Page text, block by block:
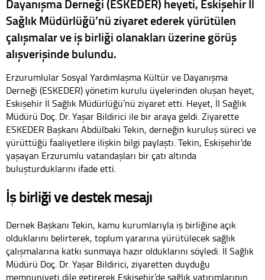
Dayanışma Derneği (ESKEDER) heyeti, Eskişehir İl
Sağlık Müdürlüğü’nü ziyaret ederek yürütülen
çalışmalar ve iş birliği olanakları üzerine görüş
alışverişinde bulundu.
Erzurumlular Sosyal Yardımlaşma Kültür ve Dayanışma
Derneği (ESKEDER) yönetim kurulu üyelerinden oluşan heyet,
Eskişehir İl Sağlık Müdürlüğü’nü ziyaret etti. Heyet, İl Sağlık
Müdürü Doç. Dr. Yaşar Bildirici ile bir araya geldi. Ziyarette
ESKEDER Başkanı Abdülbaki Tekin, derneğin kuruluş süreci ve
yürüttüğü faaliyetlere ilişkin bilgi paylaştı. Tekin, Eskişehir’de
yaşayan Erzurumlu vatandaşları bir çatı altında
buluşturduklarını ifade etti.
İş birliği ve destek mesajı
Dernek Başkanı Tekin, kamu kurumlarıyla iş birliğine açık
olduklarını belirterek, toplum yararına yürütülecek sağlık
çalışmalarına katkı sunmaya hazır olduklarını söyledi. İl Sağlık
Müdürü Doç. Dr. Yaşar Bildirici, ziyaretten duyduğu
memnuniyeti dile getirerek Eskişehir’de sağlık yatırımlarının